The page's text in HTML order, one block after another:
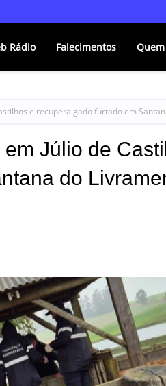
Rádio Falecimentos
e recupera gado furtado em
Júlio de
do